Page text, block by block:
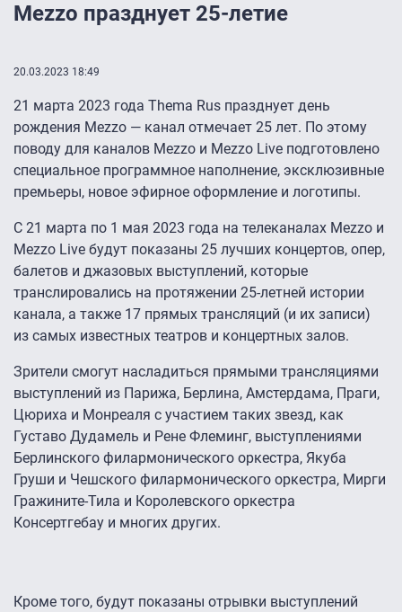
Mezzo празднует 25-летие
20.03.2023 18:49
21 марта 2023 года Thema Rus празднует день
рождения Mezzo — канал отмечает 25 лет. По этому
поводу для каналов Mezzo и Mezzo Live подготовлено
специальное программное наполнение, эксклюзивные
премьеры, новое эфирное оформление и логотипы.
С 21 марта по 1 мая 2023 года на телеканалах Mezzo и
Mezzo Live будут показаны 25 лучших концертов, опер,
балетов и джазовых выступлений, которые
транслировались на протяжении 25-летней истории
канала, а также 17 прямых трансляций (и их записи)
из самых известных театров и концертных залов.
Зрители смогут насладиться прямыми трансляциями
выступлений из Парижа, Берлина, Амстердама, Праги,
Цюриха и Монреаля с участием таких звезд, как
Густаво Дудамель и Рене Флеминг, выступлениями
Берлинского филармонического оркестра, Якуба
Груши и Чешского филармонического оркестра, Мирги
Гражините-Тила и Королевского оркестра
Конcертгебау и многих других.
Кроме того, будут показаны отрывки выступлений